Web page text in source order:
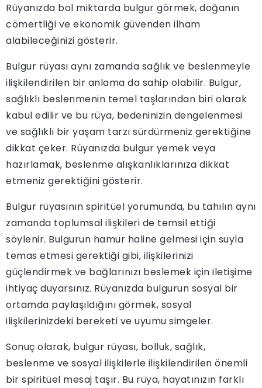
Rüyanızda bol miktarda bulgur görmek, doğanın
cömertliği ve ekonomik güvenden ilham
alabileceğinizi gösterir.
Bulgur rüyası aynı zamanda sağlık ve beslenmeyle
ilişkilendirilen bir anlama da sahip olabilir. Bulgur,
sağlıklı beslenmenin temel taşlarından biri olarak
kabul edilir ve bu rüya, bedeninizin dengelenmesi
ve sağlıklı bir yaşam tarzı sürdürmeniz gerektiğine
dikkat çeker. Rüyanızda bulgur yemek veya
hazırlamak, beslenme alışkanlıklarınıza dikkat
etmeniz gerektiğini gösterir.
Bulgur rüyasının spiritüel yorumunda, bu tahılın aynı
zamanda toplumsal ilişkileri de temsil ettiği
söylenir. Bulgurun hamur haline gelmesi için suyla
temas etmesi gerektiği gibi, ilişkilerinizi
güçlendirmek ve bağlarınızı beslemek için iletişime
ihtiyaç duyarsınız. Rüyanızda bulgurun sosyal bir
ortamda paylaşıldığını görmek, sosyal
ilişkilerinizdeki bereketi ve uyumu simgeler.
Sonuç olarak, bulgur rüyası, bolluk, sağlık,
beslenme ve sosyal ilişkilerle ilişkilendirilen önemli
bir spiritüel mesaj taşır. Bu rüya, hayatınızın farklı